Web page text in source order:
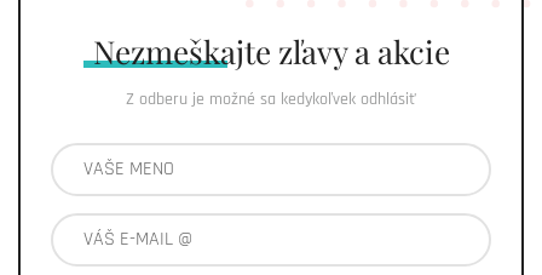
Nezmeškajte zľavy a akcie
Z odberu je možné sa kedykoľvek odhlásiť